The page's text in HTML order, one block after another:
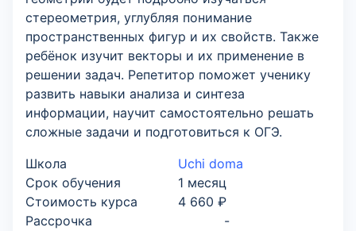
стереометрия, углубляя понимание
пространственных фигур и их свойств. Также
ребёнок изучит векторы и их применение в
решении задач. Репетитор поможет ученику
развить навыки анализа и синтеза
информации, научит самостоятельно решать
сложные задачи и подготовиться к ОГЭ.
Школа
Uchi doma
Срок обучения
1 месяц
Стоимость курса
4 660 ₽
Рассрочка
-